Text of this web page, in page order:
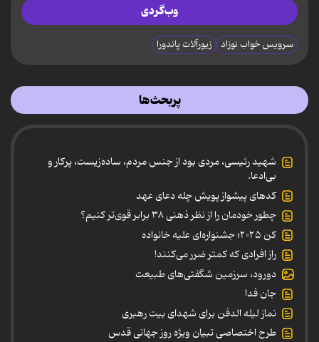
وب‌گردی
سرویس خواب نوزاد زیورآلات پاندورا
پربحث‌ها
شهید رئیسی، مردی بود از جنس مردم، ساده‌زیست، پرکار و
بی‌ادعا.
کدهای پیشواز پویش چله دعای عهد
چطور خودمان را از نظر ذهنی ۳۸ برابر قوی‌تر کنیم؟
کن ۲۰۲۵؛ جشنواره‌ای علیه خانواده
راز افرادی که کمتر ضرر می‌کنند!
دورود، سرزمین شگفتی‌های طبیعت
جان فدا
نماز لیله الدفن برای شهدای بیت رهبری
طرح اختصاصی تبیان ویژه روز جهانی قدس